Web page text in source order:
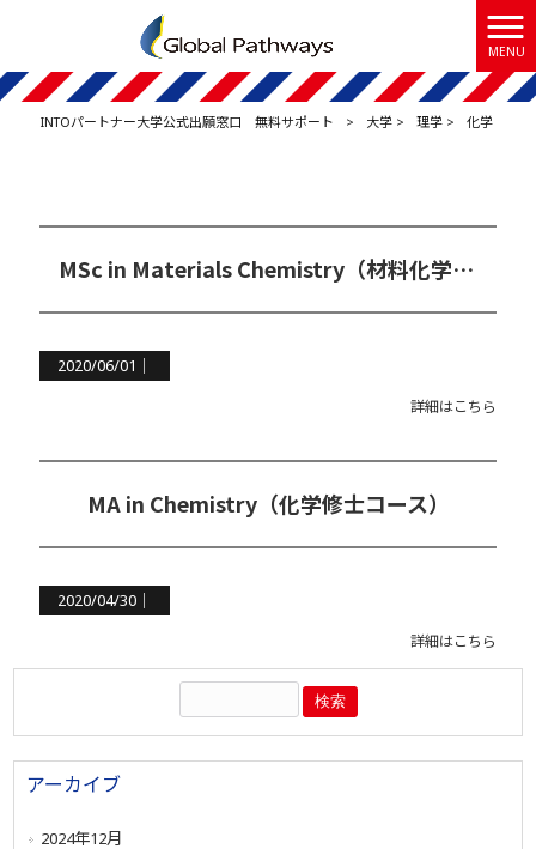
MENU
INTOパートナー大学公式出願窓口 無料サポート > 大学 > 理学 > 化学
MSc in Materials Chemistry（材料化学修士コース）
2020/06/01｜
詳細はこちら
MA in Chemistry（化学修士コース）
2020/04/30｜
詳細はこちら
アーカイブ
2024年12月